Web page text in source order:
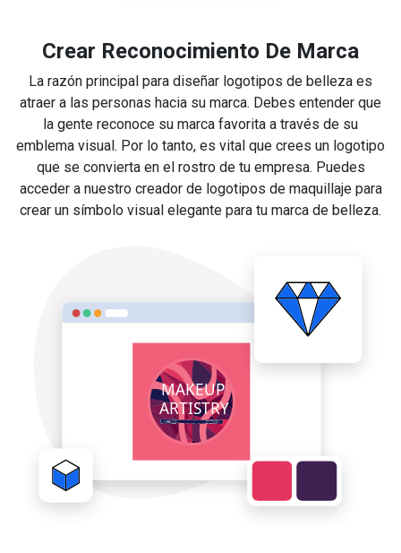
Crear Reconocimiento De Marca
La razón principal para diseñar logotipos de belleza es
atraer a las personas hacia su marca. Debes entender que
la gente reconoce su marca favorita a través de su
emblema visual. Por lo tanto, es vital que crees un logotipo
que se convierta en el rostro de tu empresa. Puedes
acceder a nuestro creador de logotipos de maquillaje para
crear un símbolo visual elegante para tu marca de belleza.